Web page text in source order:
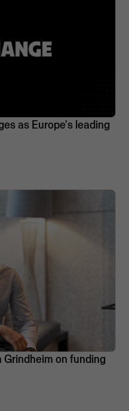
as Europe's leading
on funding